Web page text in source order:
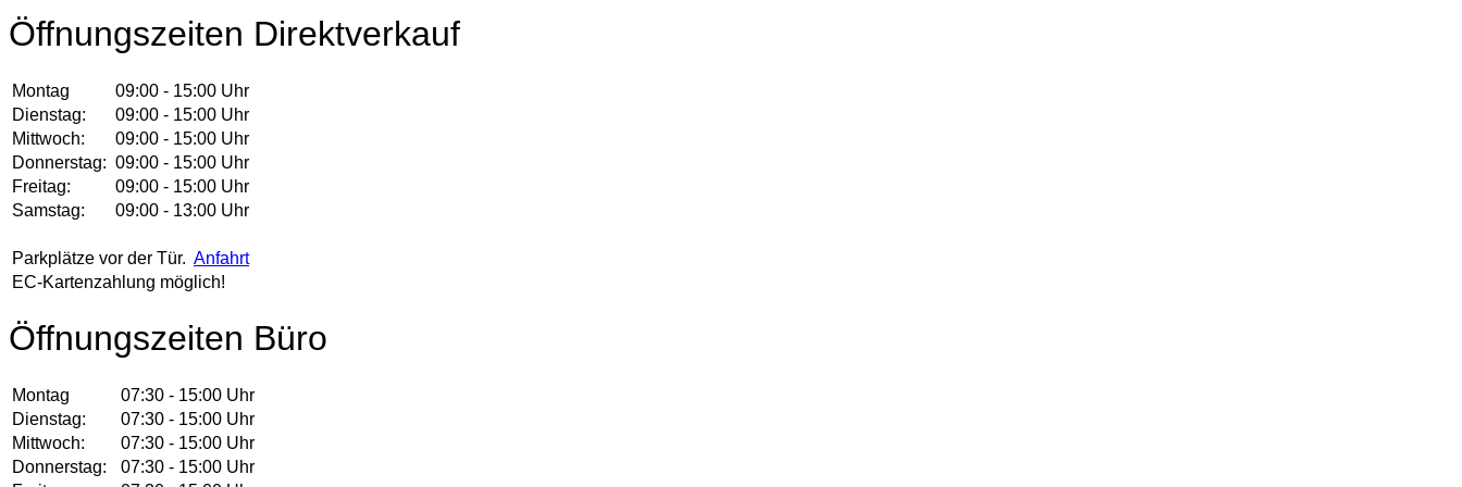
Öffnungszeiten Direktverkauf
Montag
09:00 - 15:00 Uhr
Dienstag:
09:00 - 15:00 Uhr
Mittwoch:
09:00 - 15:00 Uhr
Donnerstag: 09:00 - 15:00 Uhr
Freitag:
09:00 - 15:00 Uhr
Samstag:
09:00 - 13:00 Uhr
Parkplätze vor der Tür. Anfahrt
EC-Kartenzahlung möglich!
Öffnungszeiten Büro
Montag
07:30 - 15:00 Uhr
Dienstag:
07:30 - 15:00 Uhr
Mittwoch:
07:30 - 15:00 Uhr
Donnerstag:
07:30 - 15:00 Uhr